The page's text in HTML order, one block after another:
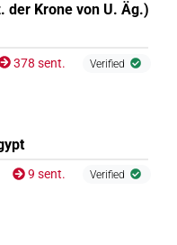
der Krone von U. Äg.)
378 sent. Verified
9 sent. Verified